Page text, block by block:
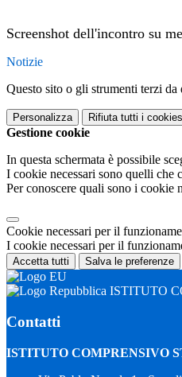
Screenshot dell'incontro su
Notizie
Questo sito o gli strumenti terzi
Personalizza Rifiuta tutti i cookies
Gestione cookie
In questa schermata è possibile
I cookie necessari sono quelli che
Per conoscere quali sono i cookie
Cookie necessari per il
I cookie necessari per il
Accetta tutti Salva le preferenze
ISTITUTO
Contatti
ISTITUTO COMPRENSIVO